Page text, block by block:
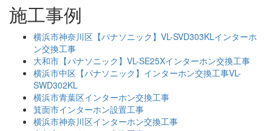
施工事例
横浜市神奈川区【パナソニック】VL-SVD303KLインターホ
ン交換工事
大和市【パナソニック】VL-SE25Xインターホン交換工事
横浜市中区【パナソニック】インターホン交換工事VL-
SWD302KL
横浜市青葉区インターホン交換工事
箕面市インターホン設置工事
横浜市神奈川区インターホン交換工事